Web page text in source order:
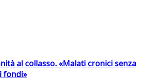
al collasso. «Malati cronici senza
fondi»